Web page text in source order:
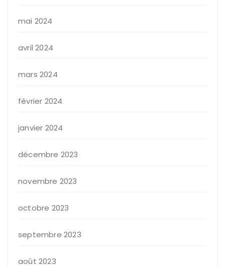
mai 2024
avril 2024
mars 2024
février 2024
janvier 2024
décembre 2023
novembre 2023
octobre 2023
septembre 2023
août 2023